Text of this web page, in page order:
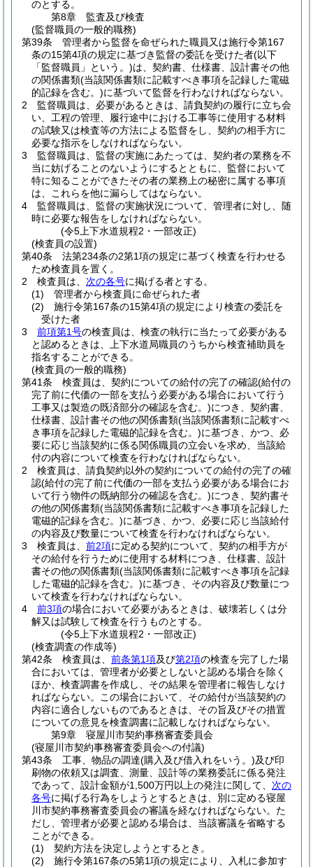
のとする。
第8章
監査及び検査
(監督職員の一般的職務)
第39条
管理者から監督を命ぜられた職員又は施行令第167
条の15第4項の規定に基づき監督の委託を受けた者(以下
「監督職員」という。)は、契約書、仕様書、設計書その他
の関係書類(当該関係書類に記載すべき事項を記録した電磁
的記録を含む。)に基づいて監督を行わなければならない。
2
監督職員は、必要があるときは、請負契約の履行に立ち会
い、工程の管理、履行途中における工事等に使用する材料
の試験又は検査等の方法による監督をし、契約の相手方に
必要な指示をしなければならない。
3
監督職員は、監督の実施にあたっては、契約者の業務を不
当に妨げることのないようにするとともに、監督において
特に知ることができたその者の業務上の秘密に属する事項
は、これらを他に漏らしてはならない。
4
監督職員は、監督の実施状況について、管理者に対し、随
時に必要な報告をしなければならない。
(令5上下水道規程2・一部改正)
(検査員の設置)
第40条
法第234条の2第1項の規定に基づく検査を行わせる
ため検査員を置く。
2
検査員は、 次の各号に掲げる者とする。
(1)
管理者から検査員に命ぜられた者
(2)
施行令第167条の15第4項の規定により検査の委託を
受けた者
3
前項第1号の検査員は、検査の執行に当たって必要がある
と認めるときは、上下水道局職員のうちから検査補助員を
指名することができる。
(検査員の一般的職務)
第41条
検査員は、契約についての給付の完了の確認(給付の
完了前に代価の一部を支払う必要がある場合において行う
工事又は製造の既済部分の確認を含む。)につき、契約書、
仕様書、設計書その他の関係書類(当該関係書類に記載すべ
き事項を記録した電磁的記録を含む。)に基づき、かつ、必
要に応じ当該契約に係る関係職員の立会いを求め、当該給
付の内容について検査を行わなければならない。
2
検査員は、請負契約以外の契約についての給付の完了の確
認(給付の完了前に代価の一部を支払う必要がある場合にお
いて行う物件の既納部分の確認を含む。)につき、契約書そ
の他の関係書類(当該関係書類に記載すべき事項を記録した
電磁的記録を含む。)に基づき、かつ、必要に応じ当該給付
の内容及び数量について検査を行わなければならない。
3
検査員は、 前2項に定める契約について、契約の相手方が
その給付を行うために使用する材料につき、仕様書、設計
書その他の関係書類(当該関係書類に記載すべき事項を記録
した電磁的記録を含む。)に基づき、その内容及び数量につ
いて検査を行わなければならない。
4
前3項の場合において必要があるときは、破壊若しくは分
解又は試験して検査を行うものとする。
(令5上下水道規程2・一部改正)
(検査調査の作成等)
第42条
検査員は、 前条第1項及び第2項の検査を完了した場
合においては、管理者が必要としないと認める場合を除く
ほか、検査調書を作成し、その結果を管理者に報告しなけ
ればならない。
この場合において、その給付が当該契約の
内容に適合しないものであるときは、その旨及びその措置
についての意見を検査調書に記載しなければならない。
第9章
寝屋川市契約事務審査委員会
(寝屋川市契約事務審査委員会への付議)
第43条
工事、物品の調達(購入及び借入れをいう。)及び印
刷物の依頼又は調査、測量、設計等の業務委託に係る発注
であって、設計金額が1,500万円以上の発注に関して、 次の
各号に掲げる行為をしようとするときは、別に定める寝屋
川市契約事務審査委員会の審議を経なければならない。 た
だし、管理者が必要と認める場合は、当該審議を省略する
ことができる。
(1)
契約方法を決定しようとするとき。
(2)
施行令第167条の5第1項の規定により、入札に参加す